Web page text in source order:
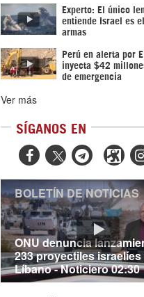
Experto: El único
entiende Israel es
armas
Perú en alerta por
inyecta $42
de emergencia
Ver más
SÍGANOS EN
 
ONU denuncia
233 proyectiles
Líbano - Noticiero 02:30
BOLETÍN DE NOTICIAS